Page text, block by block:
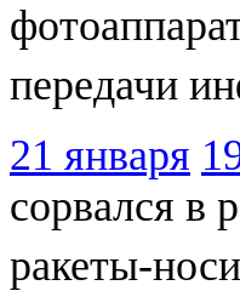
передачи
21 января
сорвался в
ракеты-